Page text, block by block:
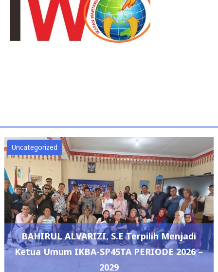
BAHIRUL ALVARIZI, S.E Terpilih Menjadi
Ketua Umum IKBA-SP45TA PERIODE 2026 –
2029
admin July 12, 2026 0